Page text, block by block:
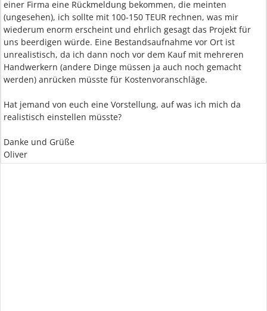
einer Firma eine Rückmeldung bekommen, die meinten
(ungesehen), ich sollte mit 100-150 TEUR rechnen, was mir
wiederum enorm erscheint und ehrlich gesagt das Projekt für
uns beerdigen würde. Eine Bestandsaufnahme vor Ort ist
unrealistisch, da ich dann noch vor dem Kauf mit mehreren
Handwerkern (andere Dinge müssen ja auch noch gemacht
werden) anrücken müsste für Kostenvoranschläge.
Hat jemand von euch eine Vorstellung, auf was ich mich da
realistisch einstellen müsste?
Danke und Grüße
Oliver